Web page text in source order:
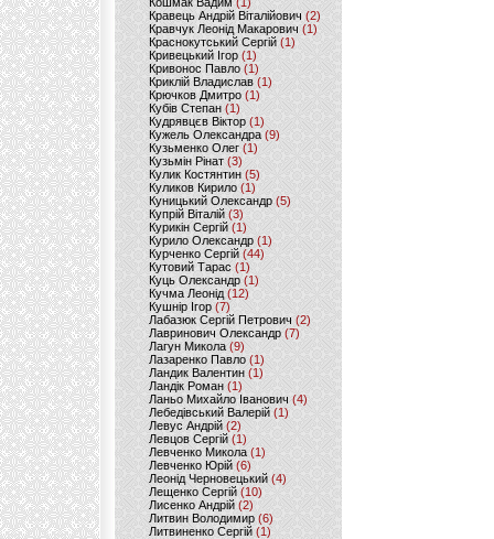
Кравець Андрій Віталійович (2)
Кравчук Леонід Макарович (1)
Краснокутський Сергій (1)
Кривецький Ігор (1)
Кривонос Павло (1)
Криклій Владислав (1)
Крючков Дмитро(1)
Кубів Степан(1)
Кудрявцєв Віктор (1)
Кужель Олександра (9)
Кузьменко Олег (1)
Кузьмін Рінат(3)
Кулик Костянтин(5)
Куликов Кирило (1)
Куницький Олександр (5)
Купрій Віталій (3)
Курикін Сергій(1)
Курило Олександр (1)
Курченко Сергій (44)
Кутовий Тарас (1)
Куць Олександр (1)
Кучма Леонід (12)
Кушнір Ігор(7)
Лабазюк Сергій Петрович (2)
Лавринович Олександр(7)
Лагун Микола(9)
Лазаренко Павло (1)
Ландик Валентин (1)
Ландік Роман (1)
Ланьо Михайло Іванович(4)
Лебедівський Валерій(1)
Левус Андрій(2)
Левцов Сергій (1)
Левченко Микола (1)
Левченко Юрій (6)
Леонід Черновецький (4)
Лещенко Сергій (10)
Лисенко Андрій (2)
Литвин Володимир (6)
Литвиненко Сергій (1)